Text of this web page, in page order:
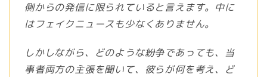
側からの発信に限られていると言えます。中に
はフェイクニュースも少なくありません。
しかしながら、どのような紛争であっても、当
事者両方の主張を聞いて、彼らが何を考え、ど